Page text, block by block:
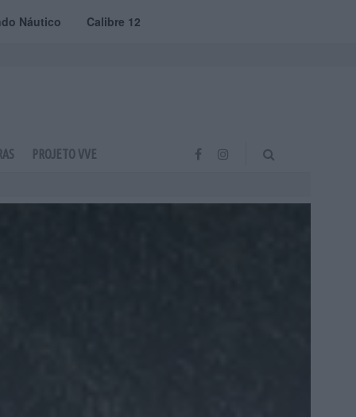
Náutico Calibre 12
PROJETO VVE